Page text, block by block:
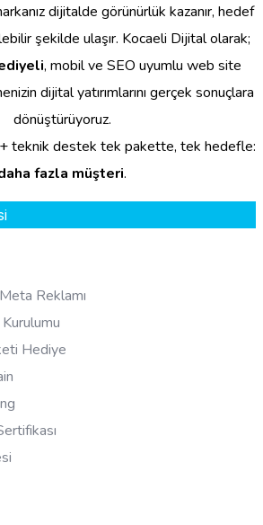
dijitalde görünürlük kazanır, hedef
şekilde ulaşır. Kocaeli Dijital olarak;
, mobil ve SEO uyumlu web site
dijital yatırımlarını gerçek sonuçlara
dönüştürüyoruz.
teknik destek tek pakette, tek hedefle:
fazla müşteri.
Reklamı
Hediye